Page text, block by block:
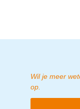
Wil je meer
op.